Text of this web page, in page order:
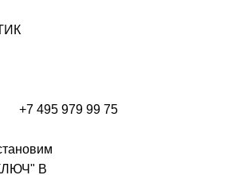
+7 495 979 99 75